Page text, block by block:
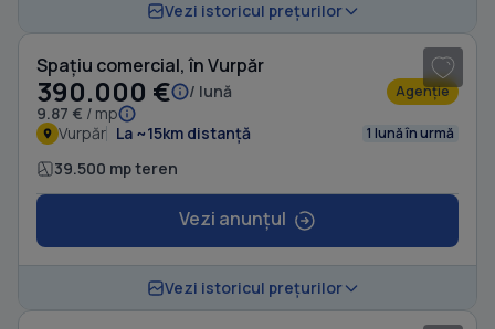
Vezi istoricul prețurilor
Spațiu comercial, în Vurpăr
390.000 €
/ lună
9.87 € / mp
Agenție
Vurpăr La ~15km distanță 1 lună în urmă
39.500 mp teren
Vezi anunțul
Vezi istoricul prețurilor